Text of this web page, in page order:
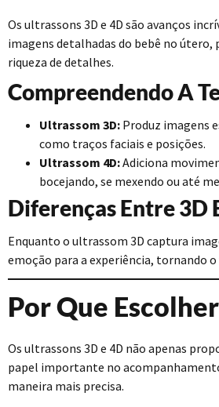
Os ultrassons 3D e 4D são avanços
imagens detalhadas do bebê no
riqueza de detalhes.
Compreendendo A
Ultrassom 3D: Produz imagens
como traços faciais e posições.
Ultrassom 4D:Adiciona
bocejando, se mexendo ou até
Diferenças Entre 3D
Enquanto o ultrassom 3D captura
emoção para a experiência, tornando
Por Que
Os ultrassons 3D e 4D não apenas
papel importante no
maneira mais precisa.